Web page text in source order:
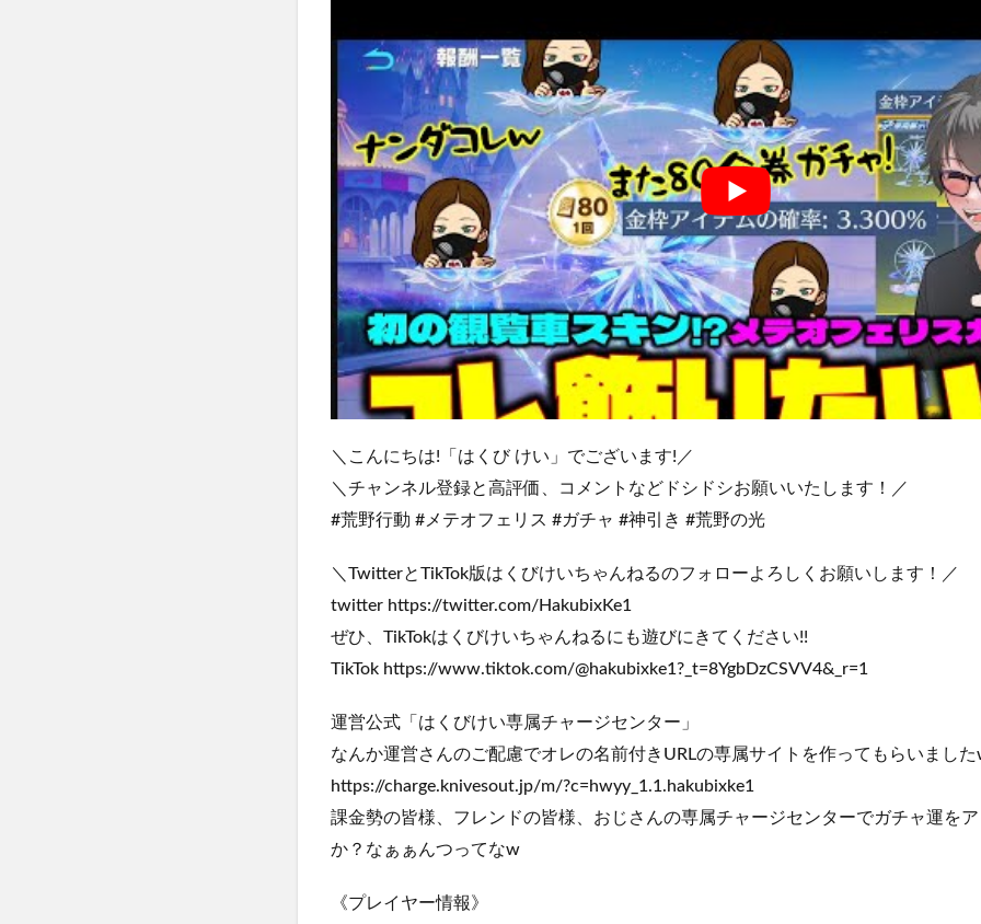
＼こんにちは!「はくび けい」でございます!／
＼チャンネル登録と高評価、コメントなどドシドシお願いいたします！／
#荒野行動 #メテオフェリス #ガチャ #神引き #荒野の光
＼TwitterとTikTok版はくびけいちゃんねるのフォローよろしくお願いします！／
twitter https://twitter.com/HakubixKe1
ぜひ、TikTokはくびけいちゃんねるにも遊びにきてください!!
TikTok https://www.tiktok.com/@hakubixke1?_t=8YgbDzCSVV4&_r=1
運営公式「はくびけい専属チャージセンター」
なんか運営さんのご配慮でオレの名前付きURLの専属サイトを作ってもらいました
https://charge.knivesout.jp/m/?c=hwyy_1.1.hakubixke1
課金勢の皆様、フレンドの皆様、おじさんの専属チャージセンターでガチャ運を
か？なぁぁんつってなw
《プレイヤー情報》